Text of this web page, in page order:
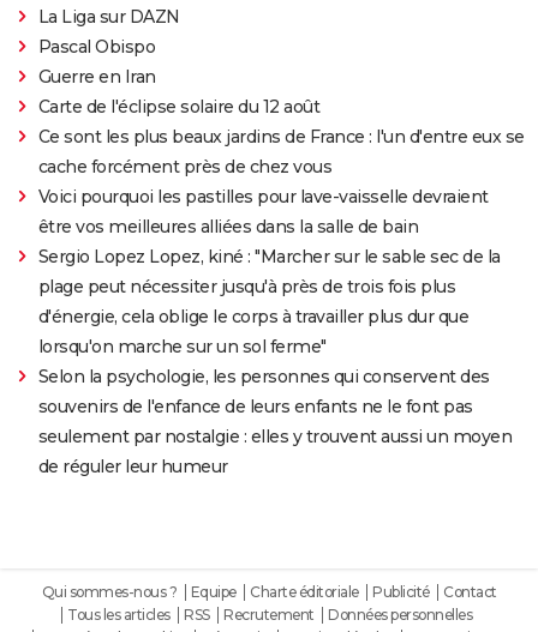
La Liga sur DAZN
Pascal Obispo
Guerre en Iran
Carte de l'éclipse solaire du 12 août
Ce sont les plus beaux jardins de France : l'un d'entre eux se
cache forcément près de chez vous
Voici pourquoi les pastilles pour lave-vaisselle devraient
être vos meilleures alliées dans la salle de bain
Sergio Lopez Lopez, kiné : "Marcher sur le sable sec de la
plage peut nécessiter jusqu'à près de trois fois plus
d'énergie, cela oblige le corps à travailler plus dur que
lorsqu'on marche sur un sol ferme"
Selon la psychologie, les personnes qui conservent des
souvenirs de l'enfance de leurs enfants ne le font pas
seulement par nostalgie : elles y trouvent aussi un moyen
de réguler leur humeur
Qui sommes-nous ? Equipe Charte éditoriale Publicité
Contact
Tous les articles
RSS Recrutement
Données personnelles